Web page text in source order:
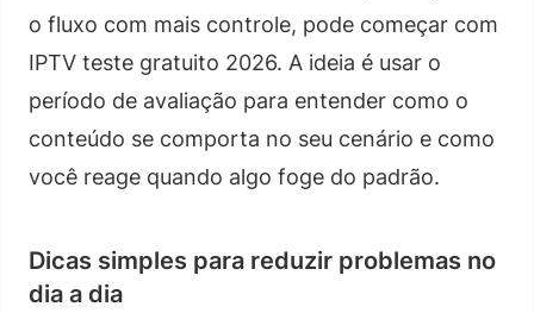
o fluxo com mais controle, pode começar com
IPTV teste gratuito 2026. A ideia é usar o
período de avaliação para entender como o
conteúdo se comporta no seu cenário e como
você reage quando algo foge do padrão.
Dicas simples para reduzir problemas no
dia a dia